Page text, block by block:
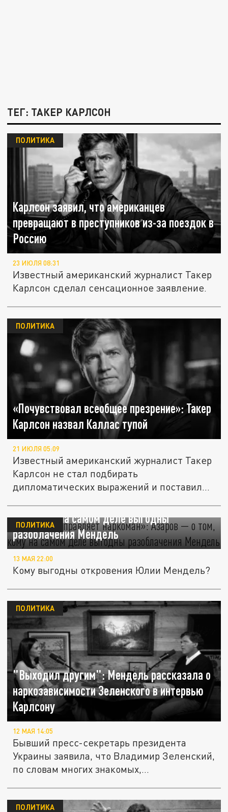
ТЕГ: ТАКЕР КАРЛСОН
Карлсон заявил, что американцев
превращают в преступников из-за поездок в
Россию
ПОЛИТИКА
23 ИЮЛЯ 08:31
Известный американский журналист Такер
Карлсон сделал сенсационное заявление.
«Почувствовал всеобщее презрение»: Такер
Карлсон назвал Каллас тупой
ПОЛИТИКА
21 ИЮЛЯ 05:09
Известный американский журналист Такер
Карлсон не стал подбирать
дипломатических выражений и поставил
«Украиной управляет наркоман»: Азаров — о
том, кому на самом деле выгодны
разоблачения Мендель
ПОЛИТИКА
13 МАЯ 22:00
Кому выгодны откровения Юлии Мендель?
"Выходил другим": Мендель рассказала о
наркозависимости Зеленского в интервью
Карлсону
ПОЛИТИКА
12 МАЯ 14:05
Бывший пресс-секретарь президента
Украины заявила, что Владимир Зеленский,
по словам многих знакомых,...
ПОЛИТИКА